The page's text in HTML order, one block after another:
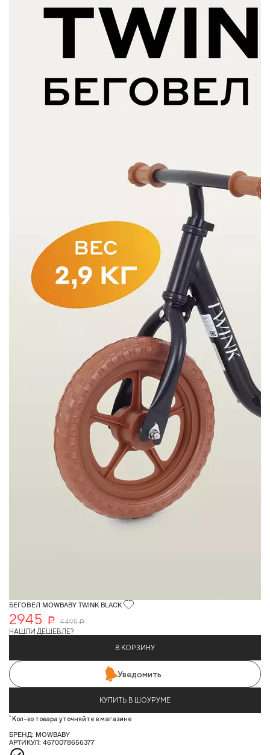
БЕГОВЕЛ MOWBABY TWINK BLACK
2945 Р 4 495 Р
НАШЛИ ДЕШЕВЛЕ?
В КОРЗИНУ
Уведомить
КУПИТЬ В ШОУРУМЕ
* Кол-во товара уточняйте в магазине
БРЕНД: MOWBABY
АРТИКУЛ: 4670078656377